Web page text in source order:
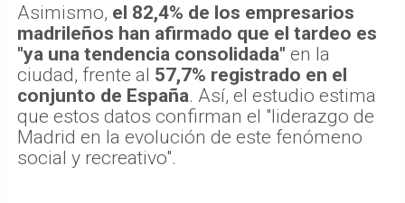
Asimismo, el 82,4% de los empresarios
madrileños han afirmado que el tardeo es
"ya una tendencia consolidada" en la
ciudad, frente al 57,7% registrado en el
conjunto de España. Así, el estudio estima
que estos datos confirman el "liderazgo de
Madrid en la evolución de este fenómeno
social y recreativo".